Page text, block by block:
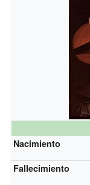
Nacimiento
Fallecimiento